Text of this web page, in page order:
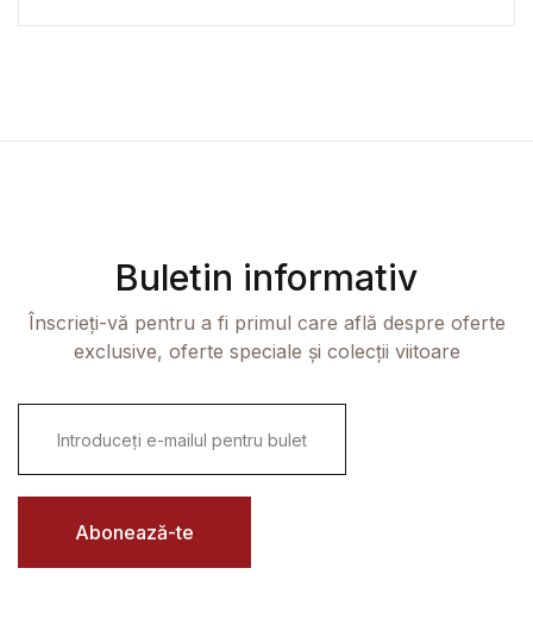
Buletin informativ
Înscrieți-vă pentru a fi primul care află despre oferte
exclusive, oferte speciale și colecții viitoare
i
l
Abonează-te